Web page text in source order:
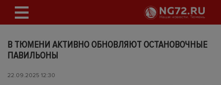
В ТЮМЕНИ АКТИВНО ОБНОВЛЯЮТ ОСТАНОВОЧНЫЕ
ПАВИЛЬОНЫ
22.09.2025 12:30